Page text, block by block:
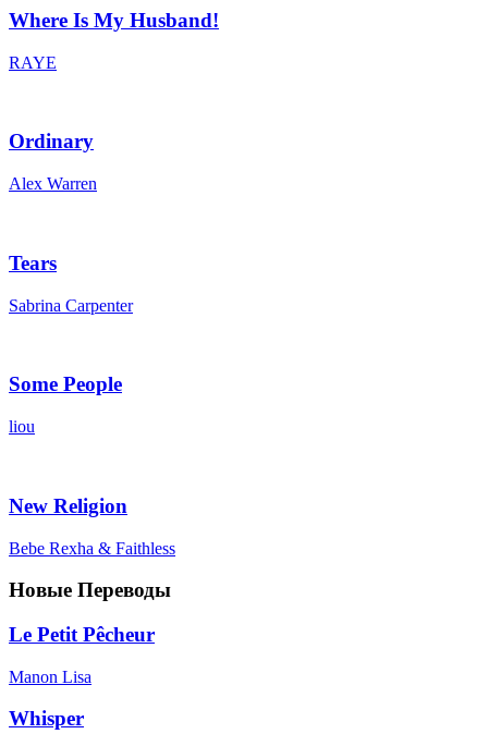
Where Is My Husband!
RAYE
Ordinary
Alex Warren
Tears
Sabrina Carpenter
Some People
liou
New Religion
Bebe Rexha & Faithless
Новые Переводы
Le Petit Pêcheur
Manon Lisa
Whisper